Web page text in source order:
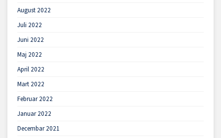
August 2022
Juli 2022
Juni 2022
Maj 2022
April 2022
Mart 2022
Februar 2022
Januar 2022
Decembar 2021